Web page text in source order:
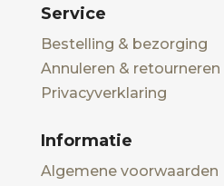
Service
Bestelling & bezorging
Annuleren & retourneren
Privacyverklaring
Informatie
Algemene voorwaarden